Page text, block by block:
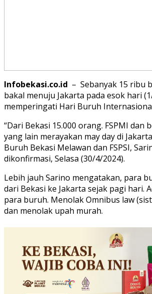
Infobekasi.co.id – Sebanyak 15 ribu
bakal menuju Jakarta pada esok hari
memperingati Hari Buruh
“Dari Bekasi 15.000 orang. FSPMI dan
yang lain merayakan may day di
Buruh Bekasi Melawan dan FSPSI,
dikonfirmasi, Selasa (30/4/2024).
Lebih jauh Sarino mengatakan, para
dari Bekasi ke Jakarta sejak pagi hari.
para buruh. Menolak Omnibus law
dan menolak upah murah.